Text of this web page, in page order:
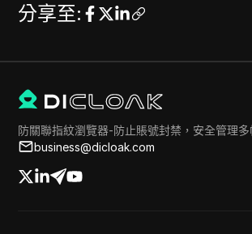
分享至:
防關聯指紋瀏覽器-防止賬號封禁，安全管理
business@dicloak.com